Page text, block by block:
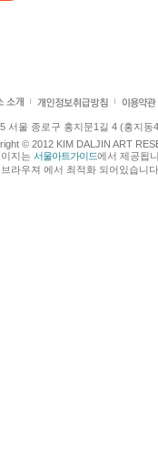
서울 종로구 홍지문1길 4 (홍지
© 2012 KIM DALJIN ART
지는 서울아트가이드에서 제공됩
라우져 에서 최적화 되어있습니